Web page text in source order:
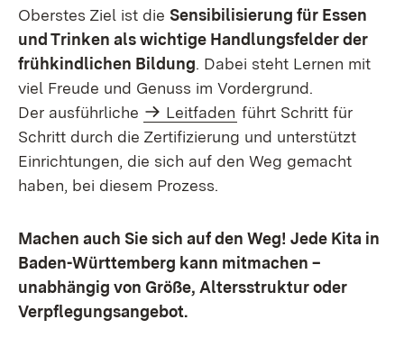
Oberstes Ziel ist die Sensibilisierung für Essen
und Trinken als wichtige Handlungsfelder der
frühkindlichen Bildung. Dabei steht Lernen mit
viel Freude und Genuss im Vordergrund.
Der ausführliche
Leitfaden führt Schritt für
Schritt durch die Zertifizierung und unterstützt
Einrichtungen, die sich auf den Weg gemacht
haben, bei diesem Prozess.
Machen auch Sie sich auf den Weg! Jede Kita in
Baden-Württemberg kann mitmachen –
unabhängig von Größe, Altersstruktur oder
Verpflegungsangebot.